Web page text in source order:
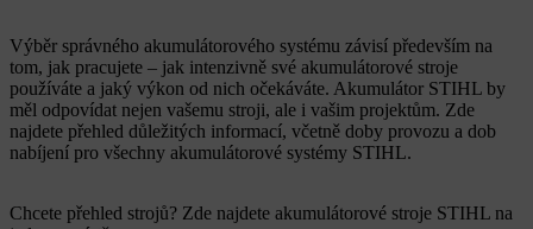
Výběr správného akumulátorového systému závisí především na
tom, jak pracujete – jak intenzivně své akumulátorové stroje
používáte a jaký výkon od nich očekáváte. Akumulátor STIHL by
měl odpovídat nejen vašemu stroji, ale i vašim projektům. Zde
najdete přehled důležitých informací, včetně doby provozu a dob
nabíjení pro všechny akumulátorové systémy STIHL.
Chcete přehled strojů? Zde najdete akumulátorové stroje STIHL na